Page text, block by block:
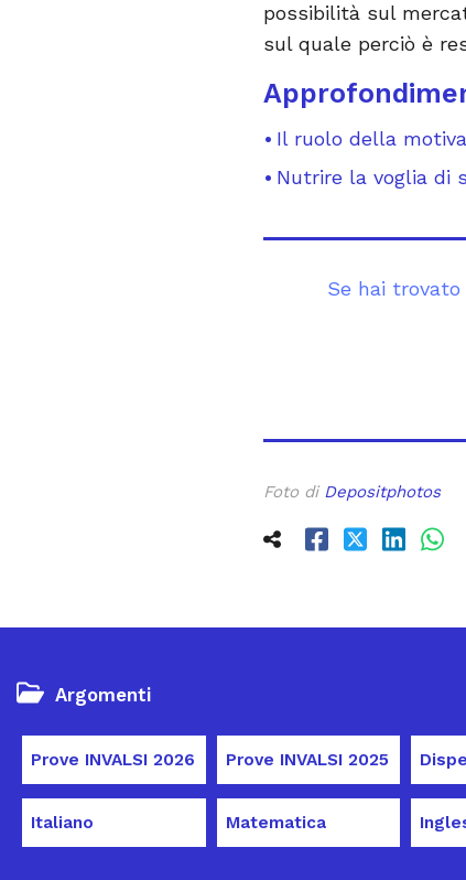
possibilità sul
sul quale perciò è
Il ruolo della
Nutrire la voglia di
Se hai
Foto di Depositphotos
Argomenti
Prove INVALSI 2026 Prove INVALSI 2025
Italiano Matematica